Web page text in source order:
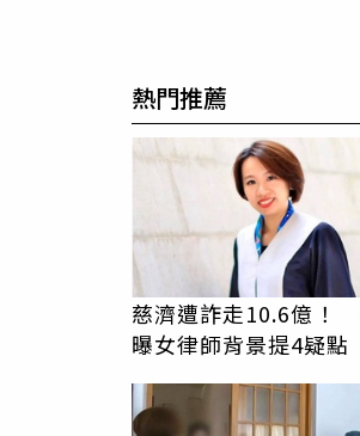
熱門推薦
慈濟遭詐走10.6億！
曝女律師背景提4疑點